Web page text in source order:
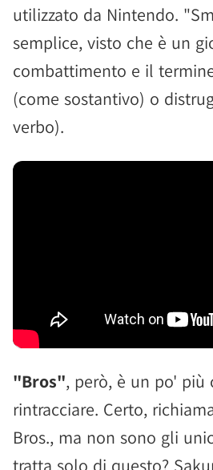
utilizzato da Nintendo.
semplice, visto che è un
combattimento e il
(come sostantivo) o
verbo).
"Bros", però, è un po' più
rintracciare. Certo,
Bros., ma non sono gli
tratta solo di questo?